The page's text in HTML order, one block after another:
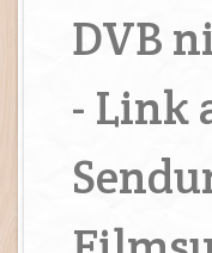
DVB
- Link